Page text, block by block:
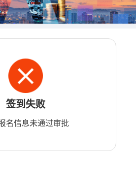
签到失败
名信息未通过审批